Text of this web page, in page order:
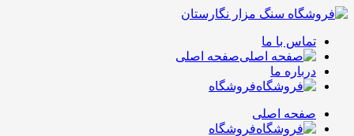
تماس با ما
صفحه اصلی
درباره ما
فروشگاه
صفحه اصلی
فروشگاه